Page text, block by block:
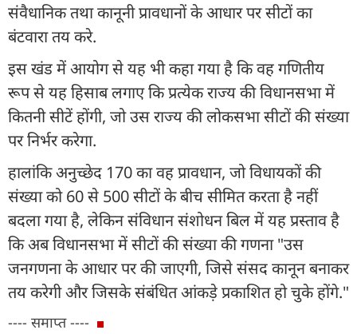
संवैधानिक तथा कानूनी प्रावधानों के आधार पर सीटों का
बंटवारा तय करे.
इस खंड में आयोग से यह भी कहा गया है कि वह गणितीय
रूप से यह हिसाब लगाए कि प्रत्येक राज्य की विधानसभा में
कितनी सीटें होंगी, जो उस राज्य की लोकसभा सीटों की संख्या
पर निर्भर करेगा.
हालांकि अनुच्छेद 170 का वह प्रावधान, जो विधायकों की
संख्या को 60 से 500 सीटों के बीच सीमित करता है नहीं
बदला गया है, लेकिन संविधान संशोधन बिल में यह प्रस्ताव है
कि अब विधानसभा में सीटों की संख्या की गणना "उस
जनगणना के आधार पर की जाएगी, जिसे संसद कानून बनाकर
तय करेगी और जिसके संबंधित आंकड़े प्रकाशित हो चुके होंगे."
---- समाप्त ----